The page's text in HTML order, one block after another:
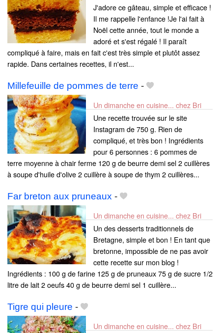
J'adore ce gâteau, simple et efficace !
Il me rappelle l'enfance !Je l'ai fait à
Noël cette année, tout le monde a
adoré et s'est régalé ! Il paraît
compliqué à faire, mais en fait c'est très simple et plutôt assez
rapide. Dans certaines recettes, il n'est...
Millefeuille de pommes de terre -
Un dimanche en cuisine... chez Bri
Une recette trouvée sur le site
Instagram de 750 g. Rien de
compliqué, et très bon ! Ingrédients
pour 6 personnes : 6 pommes de
terre moyenne à chair ferme 120 g de beurre demi sel 2 cuillères
à soupe d'huile d'olive 2 cuillère à soupe de thym 2 cuillères...
Far breton aux pruneaux -
Un dimanche en cuisine... chez Bri
Un des desserts traditionnels de
Bretagne, simple et bon ! En tant que
bretonne, impossible de ne pas avoir
cette recette sur mon blog !
Ingrédients : 100 g de farine 125 g de pruneaux 75 g de sucre 1/2
litre de lait 2 oeufs 40 g de beurre demi sel 1 cuillère...
Tigre qui pleure -
Un dimanche en cuisine... chez Bri